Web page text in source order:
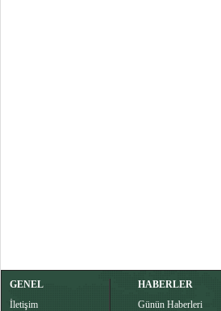
GENEL
İletişim
HABERLER
Günün Haberleri